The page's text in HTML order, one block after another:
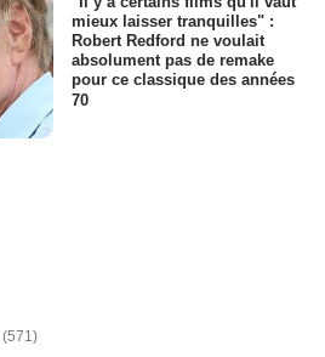
mieux laisser tranquilles" :
Robert Redford ne voulait
absolument pas de remake
pour ce classique des années
70
(571)